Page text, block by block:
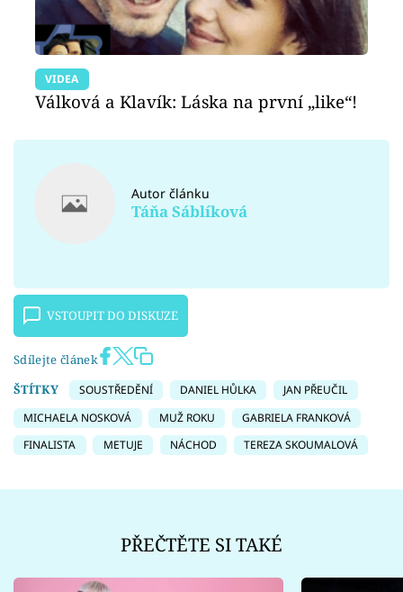
VIDEA
Válková a Klavík: Láska na první „like“!
Autor článku
Táňa Sáblíková
VSTOUPIT DO DISKUZE
Sdílejte článek
ŠTÍTKY
SOUSTŘEDĚNÍ DANIEL HŮLKA
JAN PŘEUČIL
MICHAELA NOSKOVÁ
MUŽ ROKU
GABRIELA FRANKOVÁ
FINALISTA
METUJE NÁCHOD TEREZA SKOUMALOVÁ
PŘEČTĚTE SI TAKÉ